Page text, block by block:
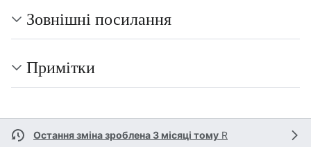
Зовнішні посилання
Примітки
Остання зміна зроблена 3 місяці тому R